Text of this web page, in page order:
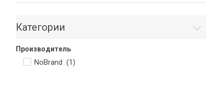
Категории
Производитель
NoBrand (1)